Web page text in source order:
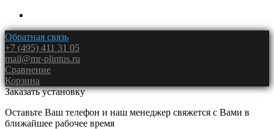
Обратная связь
+7 (495) 411 31 05
mail@mr-plintus.ru
Сравнение
Корзина
Заказать установку
Оставьте Ваш телефон и наш менеджер свяжется с Вами в
ближайшее рабочее время